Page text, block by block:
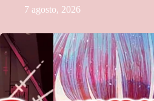
7 agosto, 2026